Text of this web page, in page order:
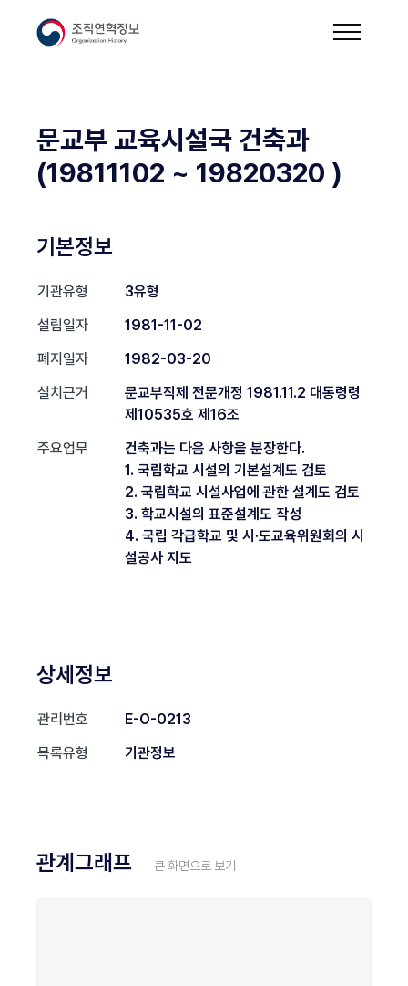
문교부 교육시설국 건축과
(19811102 ~ 19820320 )
기본정보
기관유형
3유형
설립일자
1981-11-02
폐지일자
1982-03-20
설치근거
문교부직제 전문개정 1981.11.2 대통령령
제10535호 제16조
주요업무
건축과는 다음 사항을 분장한다.
1. 국립학교 시설의 기본설계도 검토
2. 국립학교 시설사업에 관한 설계도 검토
3. 학교시설의 표준설계도 작성
4. 국립 각급학교 및 시·도교육위원회의 시
설공사 지도
상세정보
관리번호
E-O-0213
목록유형
기관정보
관계그래프 큰 화면으로 보기